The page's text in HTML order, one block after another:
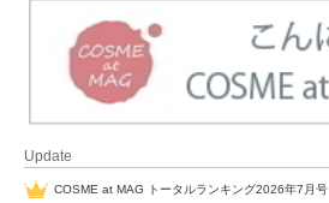
Update
COSME at MAG トータルランキング2026年7月号